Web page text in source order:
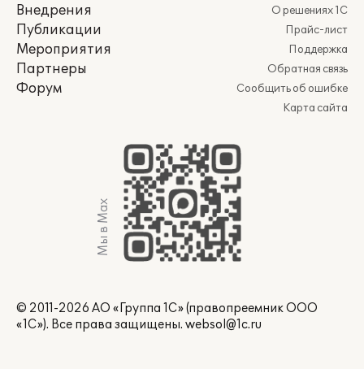
Внедрения
Публикации
Мероприятия
Партнеры
Форум
О решениях 1С
Прайс-лист
Поддержка
Обратная связь
Сообщить об ошибке
Карта сайта
Мы в Max
© 2011-2026 АО «Группа 1С» (правопреемник ООО
«1С»). Все права защищены. websol@1c.ru